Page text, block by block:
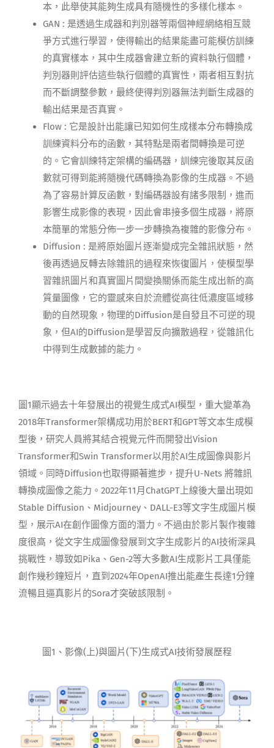
本，此舉使其能夠生成具有隨機性的多樣化樣本。
GAN : 是透過生成器和判別器等兩個神經網絡相互競
爭方式進行學習，使得輸出的結果能盡可能模仿訓練
的真實樣本，其中生成器會建立新的資料執行個體，
判別器則評估這些執行個體的真實性，兩者相互對抗
而不斷調整參數，最終使得判別器無法判斷生成器的
輸出結果是否真實。
Flow : 它是設計出能讓已知如何生成樣本分布轉換成
訓練資料分布的函數，其特點是兩者間轉換是可逆
的。它會訓練特定架構的編碼器，訓練完後取其反函
數就可得到能將隨機代碼轉換為影像的生成器。不過
為了容易計算反函數，對編碼器設有諸多限制，進而
影響生成影像的表現，因此會串接多個生成器，將原
本簡單的常態分佈一步一步轉換為複雜的影像分布。
Diffusion : 是將原始圖片逐漸變成完全雜訊狀態，然
後再透過反轉去除雜訊的過程來恢復圖片，使模型學
習雜訊圖片和真實圖片間變換關係而能生成出新的高
質量圖像，它的靈感來自於流體從高往低濃度區域移
動的自然現象，物理的Diffusion是自發且不可逆的現
象，但AI的Diffusion是學習反向擴散過程，從雜訊化
中得到生成數據的能力。
圖1顯示過去十年發展出的視覺生成式AI模型，重大變革為
2018年Transformer架構成功用於BERT和GPT等文本生成模
型後，研究人員將其結合視覺元件而開發出Vision
Transformer和Swin Transformer以用於AI生成圖像與影片
領域。同時Diffusion也取得顯著進步，提升U-Nets 將雜訊
轉換成圖像之能力。2022年11月ChatGPT上線後大量出現如
Stable Diffusion、Midjourney、DALL-E3等文字生成圖片模
型，展示AI在創作圖像方面的潛力。不過由於影片製作複雜
度很高，從文字生成圖像發展到文字生成影片的AI技術深具
挑戰性，導致如Pika、Gen-2等大多數AI生成影片工具僅能
創作幾秒鐘短片，直到2024年OpenAI推出能產生長達1分鐘
流暢且逼真影片的Sora才突破該限制。
圖1、影像(上)與圖片(下)生成式AI技術發展歷程